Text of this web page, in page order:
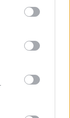
may click to
party tags to
below Google